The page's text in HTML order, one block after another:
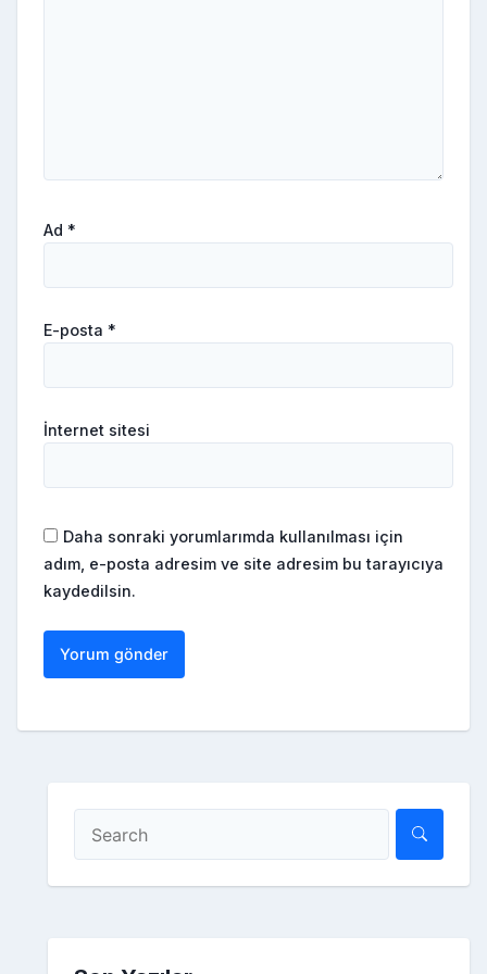
Ad *
E-posta *
İnternet sitesi
Daha sonraki yorumlarımda kullanılması için
adım, e-posta adresim ve site adresim bu tarayıcıya
kaydedilsin.